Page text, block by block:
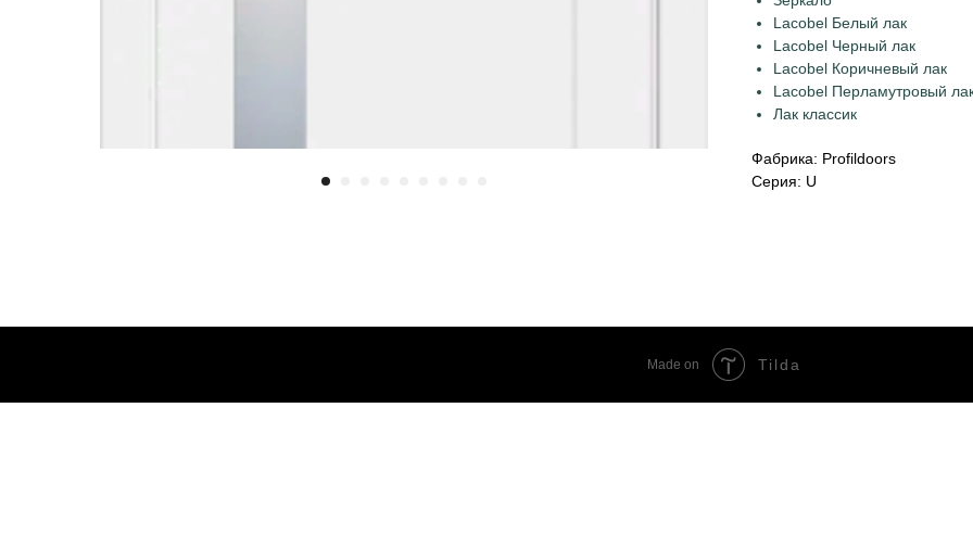
Lacobel Белый лак
Lacobel Черный лак
Lacobel Коричневый лак
Lacobel Перламутровый
Лак классик
Фабрика: Profildoors
Серия: U
Made on Tilda